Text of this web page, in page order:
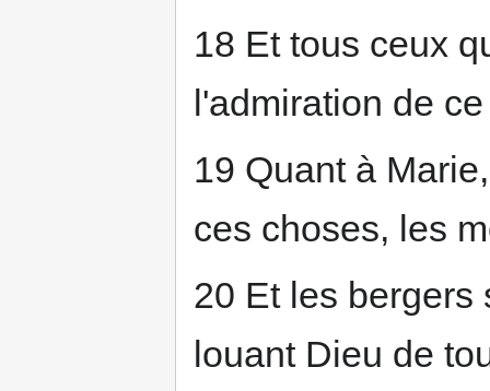
18 Et tous ceux
l'admiration de
19 Quant à
ces choses, les
20 Et les bergers
louant Dieu de